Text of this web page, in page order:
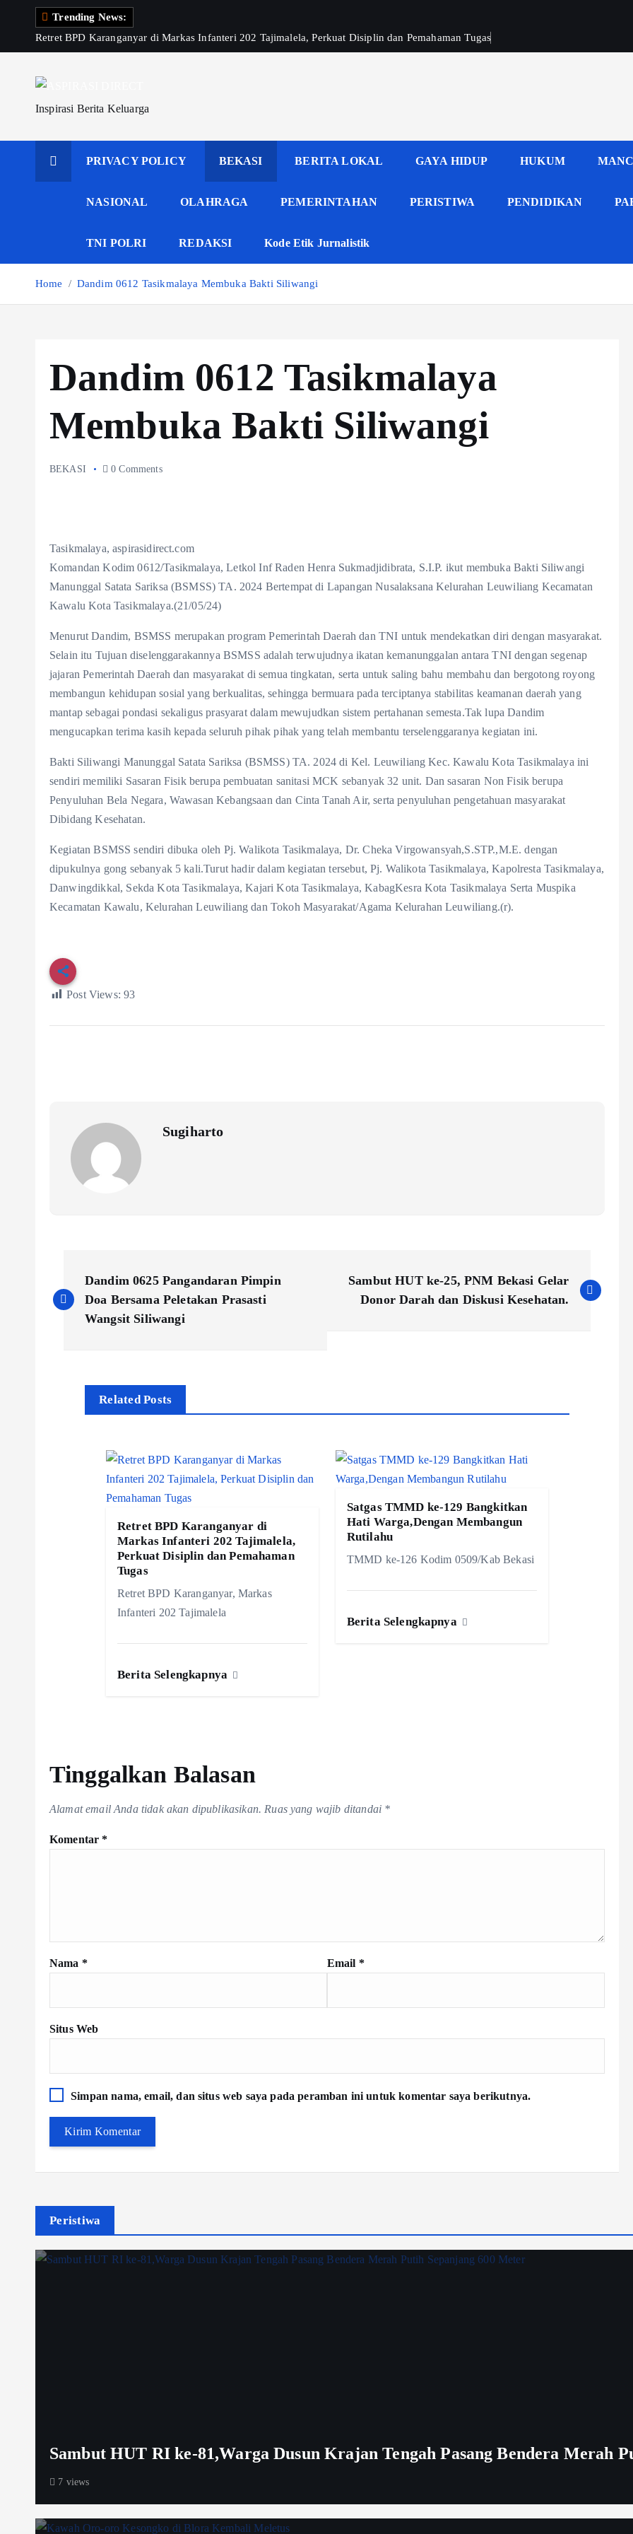
o
Trending News:
Retret BPD Karanganyar di Markas Infanteri 202 Tajimalela, Perkuat Disiplin dan Pemahaman Tugas
Inspirasi Berita Keluarga
PRIVACY POLICY BEKASI BERITA LOKAL GAYA HIDUP HUKUM
NASIONAL OLAHRAGA PEMERINTAHAN PERISTIWA PENDIDIKAN
TNI POLRI REDAKSI Kode Etik Jurnalistik
Home Dandim 0612 Tasikmalaya Membuka Bakti Siliwangi
Dandim 0612 Tasikmalaya
Membuka Bakti Siliwangi
BEKASI 0 Comments
Tasikmalaya, aspirasidirect.com
Komandan Kodim 0612/Tasikmalaya, Letkol Inf Raden Henra Sukmadjidibrata, S.I.P. ikut membuka Bakti Siliwangi
Manunggal Satata Sariksa (BSMSS) TA. 2024 Bertempat di Lapangan Nusalaksana Kelurahan Leuwiliang Kecamatan
Kawalu Kota Tasikmalaya.(21/05/24)
Menurut Dandim, BSMSS merupakan program Pemerintah Daerah dan TNI untuk mendekatkan diri dengan masyarakat.
Selain itu Tujuan diselenggarakannya BSMSS adalah terwujudnya ikatan kemanunggalan antara TNI dengan segenap
jajaran Pemerintah Daerah dan masyarakat di semua tingkatan, serta untuk saling bahu membahu dan bergotong royong
membangun kehidupan sosial yang berkualitas, sehingga bermuara pada terciptanya stabilitas keamanan daerah yang
mantap sebagai pondasi sekaligus prasyarat dalam mewujudkan sistem pertahanan semesta.Tak lupa Dandim
mengucapkan terima kasih kepada seluruh pihak pihak yang telah membantu terselenggaranya kegiatan ini.
Bakti Siliwangi Manunggal Satata Sariksa (BSMSS) TA. 2024 di Kel. Leuwiliang Kec. Kawalu Kota Tasikmalaya ini
sendiri memiliki Sasaran Fisik berupa pembuatan sanitasi MCK sebanyak 32 unit. Dan sasaran Non Fisik berupa
Penyuluhan Bela Negara, Wawasan Kebangsaan dan Cinta Tanah Air, serta penyuluhan pengetahuan masyarakat
Dibidang Kesehatan.
Kegiatan BSMSS sendiri dibuka oleh Pj. Walikota Tasikmalaya, Dr. Cheka Virgowansyah,S.STP.,M.E. dengan
dipukulnya gong sebanyak 5 kali.Turut hadir dalam kegiatan tersebut, Pj. Walikota Tasikmalaya, Kapolresta Tasikmalaya,
Danwingdikkal, Sekda Kota Tasikmalaya, Kajari Kota Tasikmalaya, KabagKesra Kota Tasikmalaya Serta Muspika
Kecamatan Kawalu, Kelurahan Leuwiliang dan Tokoh Masyarakat/Agama Kelurahan Leuwiliang.(r).
Post Views: 93
Sugiharto
a
Dandim 0625 Pangandaran Pimpin
Doa Bersama Peletakan Prasasti
Wangsit Siliwangi
Sambut HUT ke-25, PNM Bekasi Gelar
Donor Darah dan Diskusi Kesehatan.
Related Posts
Retret BPD Karanganyar di
Markas Infanteri 202 Tajimalela,
Perkuat Disiplin dan Pemahaman
Tugas
Retret BPD Karanganyar, Markas
Infanteri 202 Tajimalela
Berita Selengkapnya
Satgas TMMD ke-129 Bangkitkan
Hati Warga,Dengan Membangun
Rutilahu
TMMD ke-126 Kodim 0509/Kab Bekasi
Berita Selengkapnya
Tinggalkan Balasan
Alamat email Anda tidak akan dipublikasikan. Ruas yang wajib ditandai *
Komentar *
Nama * Email *
Situs Web
Simpan nama, email, dan situs web saya pada peramban ini untuk komentar saya berikutnya.
Peristiwa
Sambut HUT RI ke-81,Warga Dusun Krajan Tengah Pasang Bendera Merah
7 views